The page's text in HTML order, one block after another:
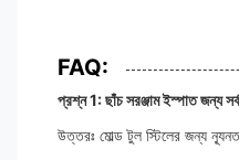
FAQ:
প্রশ্ন 1: ছাঁচ সরঞ্জাম ইস্পাত জন্য
উত্তরঃ মোল্ড টুল স্টিলের জন্য